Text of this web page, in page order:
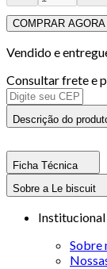
COMPRAR AGORA
Vendido e
Consultar frete e
Descrição do
Ficha Técnica
Sobre a Le biscuit
Institucional
Sobre